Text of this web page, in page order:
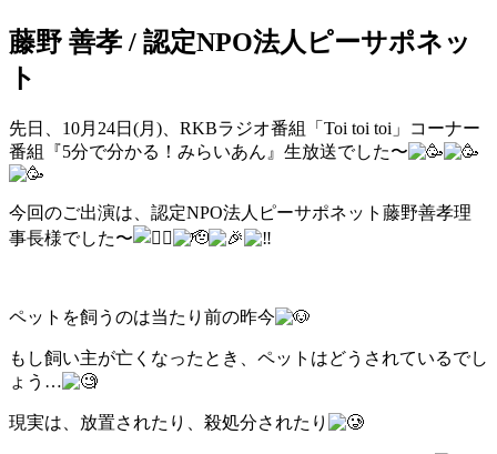
藤野 善孝 / 認定NPO法人ピーサポネッ
ト
先日、10月24日(月)、RKBラジオ番組「Toi toi toi」コーナー
番組『5分で分かる！みらいあん』生放送でした〜
今回のご出演は、認定NPO法人ピーサポネット藤野善孝理
事長様でした〜
ペットを飼うのは当たり前の昨今
もし飼い主が亡くなったとき、ペットはどうされているでし
ょう…
現実は、放置されたり、殺処分されたり